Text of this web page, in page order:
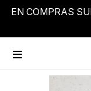
EN COMPRAS
